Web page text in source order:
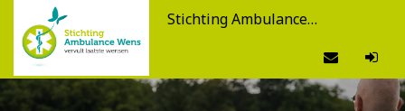
Stichting Ambulance Wens